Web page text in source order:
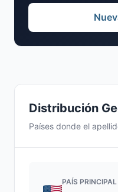
Distribución
Países donde el
PAÍS PRINCIPAL